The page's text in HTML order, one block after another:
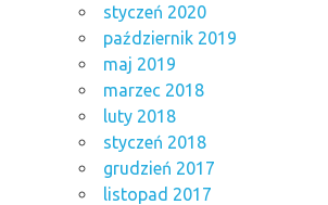
styczeń 2020
październik 2019
maj 2019
marzec 2018
luty 2018
styczeń 2018
grudzień 2017
listopad 2017